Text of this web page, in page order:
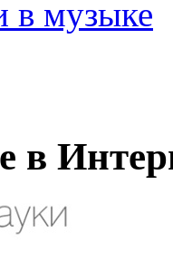
в музыке
в